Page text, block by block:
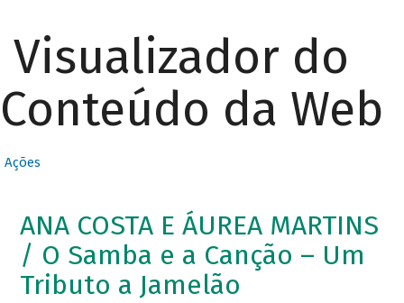
Visualizador do
Conteúdo da Web
Ações
ANA COSTA E ÁUREA MARTINS
/ O Samba e a Canção – Um
Tributo a Jamelão